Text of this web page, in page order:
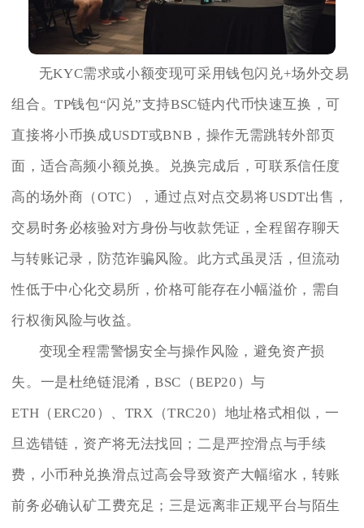
无KYC需求或小额变现可采用钱包闪兑+场外交易
组合。TP钱包“闪兑”支持BSC链内代币快速互换，可
直接将小币换成USDT或BNB，操作无需跳转外部页
面，适合高频小额兑换。兑换完成后，可联系信任度
高的场外商（OTC），通过点对点交易将USDT出售，
交易时务必核验对方身份与收款凭证，全程留存聊天
与转账记录，防范诈骗风险。此方式虽灵活，但流动
性低于中心化交易所，价格可能存在小幅溢价，需自
行权衡风险与收益。
变现全程需警惕安全与操作风险，避免资产损
失。一是杜绝链混淆，BSC（BEP20）与
ETH（ERC20）、TRX（TRC20）地址格式相似，一
旦选错链，资产将无法找回；二是严控滑点与手续
费，小币种兑换滑点过高会导致资产大幅缩水，转账
前务必确认矿工费充足；三是远离非正规平台与陌生